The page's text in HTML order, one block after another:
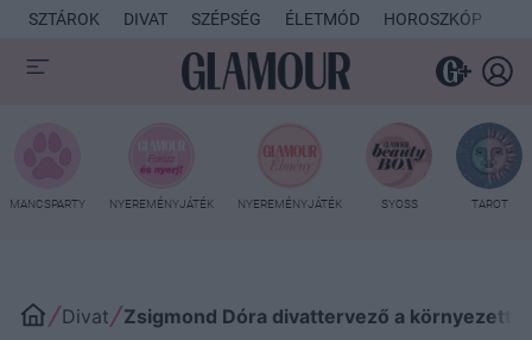
SZTÁROK DIVAT SZÉPSÉG ÉLETMÓD HOROSZKÓP
MANCSPARTY NYEREMÉNYJÁTÉK NYEREMÉNYJÁTÉK SYOSS TAROT
Divat Zsigmond Dóra divattervező a